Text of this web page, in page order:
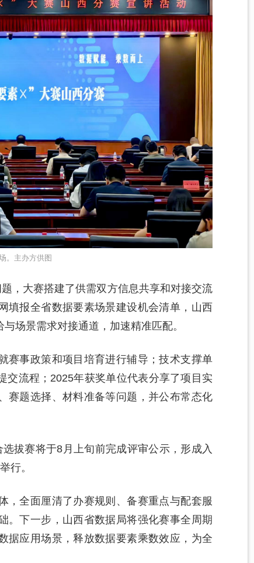
。主办方供图
，大赛搭建了供需双方信息共享和对接交流
填报全省数据要素场景建设机会清单，山西
场景需求对接通道，加速精准匹配。
赛事政策和项目培育进行辅导；技术支撑单
交流程；2025年获奖单位代表分享了项目实
赛题选择、材料准备等问题，并公布常态化
拔赛将于8月上旬前完成评审公示，形成入
行。
，全面厘清了办赛规则、备赛重点与配套服
。下一步，山西省数据局将强化赛事全周期
据应用场景，释放数据要素乘数效应，为全